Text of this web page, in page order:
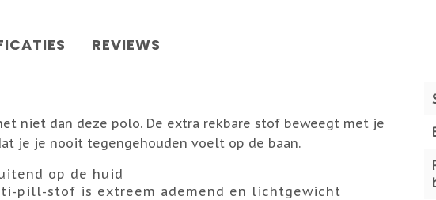
REVIEWS
niet dan deze polo. De extra rekbare stof beweegt met je
je je nooit tegengehouden voelt op de baan.
op de huid
pill-stof is extreem ademend en lichtgewicht